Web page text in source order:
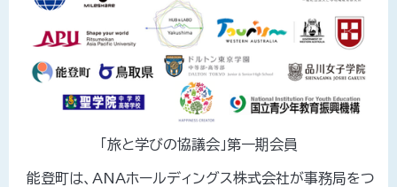
「旅と学びの協議会」第一期会員
能登町は、ANAホールディングス株式会社が事務局をつ